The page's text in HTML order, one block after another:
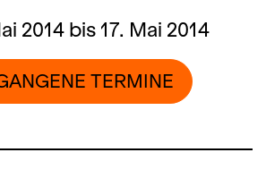
2014 bis 17. Mai 2014
TERMINE